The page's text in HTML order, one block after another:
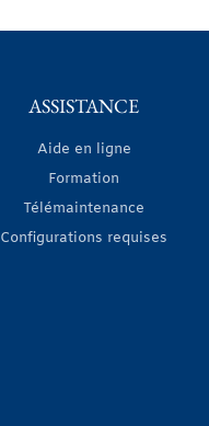
ASSISTANCE
Aide en ligne
Formation
Télémaintenance
Configurations requises